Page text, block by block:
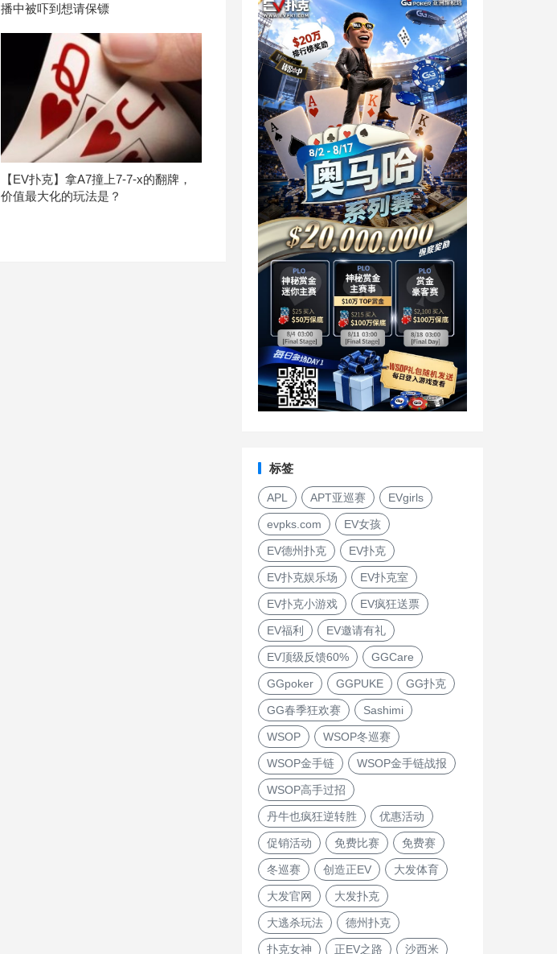
播中被吓到想请保镖
【EV扑克】拿A7撞上7-7-x的翻牌，
价值最大化的玩法是？
标签
APL APT亚巡赛 EVgirls
evpks.com EV女孩
EV德州扑克 EV扑克
EV扑克娱乐场 EV扑克室
EV扑克小游戏 EV疯狂送票
EV福利 EV邀请有礼
EV顶级反馈60% GGCare
GGpoker GGPUKE GG扑克
GG春季狂欢赛 Sashimi
WSOP WSOP冬巡赛
WSOP金手链 WSOP金手链战报
WSOP高手过招
丹牛也疯狂逆转胜 优惠活动
促销活动 免费比赛 免费赛
冬巡赛 创造正EV 大发体育
大发官网 大发扑克
大逃杀玩法 德州扑克
扑克女神 正EV之路 沙西米